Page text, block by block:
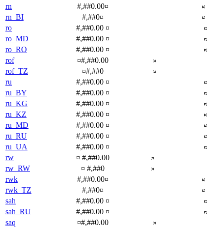
rn #,##0.00¤ ¤
rn_BI #,##0¤ ¤
ro #,##0.00 ¤ ¤
ro_MD #,##0.00 ¤ ¤
ro_RO #,##0.00 ¤ ¤
rof ¤#,##0.00 ¤
rof_TZ ¤#,##0 ¤
ru #,##0.00 ¤ ¤
ru_BY #,##0.00 ¤ ¤
ru_KG #,##0.00 ¤ ¤
ru_KZ #,##0.00 ¤ ¤
ru_MD #,##0.00 ¤ ¤
ru_RU #,##0.00 ¤ ¤
ru_UA #,##0.00 ¤ ¤
rw ¤ #,##0.00 ¤
rw_RW ¤ #,##0 ¤
rwk #,##0.00¤ ¤
rwk_TZ #,##0¤ ¤
sah #,##0.00 ¤ ¤
sah_RU #,##0.00 ¤ ¤
saq ¤#,##0.00 ¤